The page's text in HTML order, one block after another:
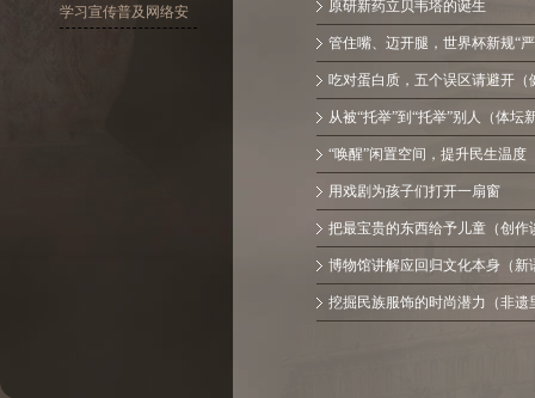
景
学习宣传普及网络安
原研新药立贝韦塔的诞生
管住嘴、迈开腿，世界杯新规“
吃对蛋白质，五个误区请避开（
从被“托举”到“托举”别人（体坛
“唤醒”闲置空间，提升民生温度
用戏剧为孩子们打开一扇窗
把最宝贵的东西给予儿童（创作
博物馆讲解应回归文化本身（新
挖掘民族服饰的时尚潜力（非遗